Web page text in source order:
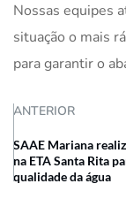
Nossas equipes
situação o mais
para garantir o
ANTERIOR
SAAE Mariana
na ETA Santa Rita
qualidade da água